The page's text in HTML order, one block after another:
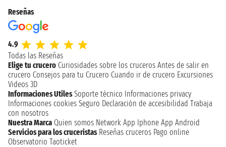
Reseñas
4.9
Todas las Reseñas
Elige tu crucero Curiosidades sobre los cruceros Antes de salir en
crucero Consejos para tu Crucero Cuando ir de crucero Excursiones
Videos 3D
Informaciones Utiles Soporte técnico Informaciones privacy
Informaciones cookies Seguro Declaración de accesibilidad Trabaja
con nosotros
Nuestra Marca Quien somos Network App Iphone App Android
Servicios para los cruceristas Reseñas cruceros Pago online
Observatorio Taoticket